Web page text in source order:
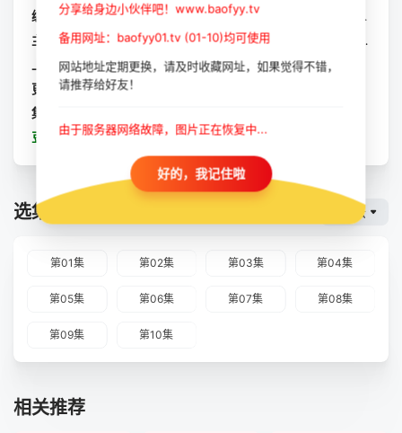
编剧： 尼克·安托斯卡 / 约翰·D. / 安德烈·雅克梅顿
主演： 希·庞德 / 帕特里克·威尔森 / 艾米·亚当斯
上映： 2026-06-05
更新： 2026-08-01
集数：
豆瓣： 恐怖角
选集播放 魔都云
第01集 第02集 第03集 第04集
第05集 第06集 第07集 第08集
第09集 第10集
相关推荐
分享给身边小伙伴吧！www.baofyy.tv
备用网址：baofyy01.tv (01-10)均可使用
网站地址定期更换，请及时收藏网址，如果觉得不错，
请推荐给好友！
由于服务器网络故障，图片正在恢复中...
好的，我记住啦